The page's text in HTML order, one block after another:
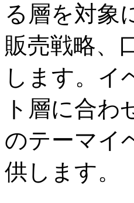
る層を対象
販売戦略、
します。イ
ト層に合わ
のテーマイ
供します。